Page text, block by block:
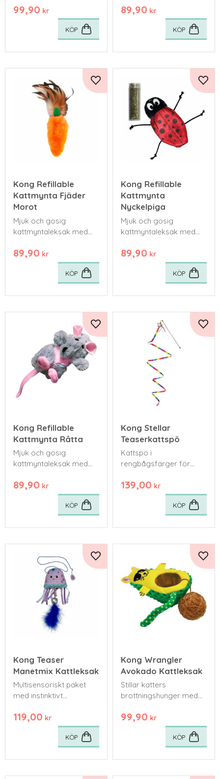
naturliga jaktinstinkter.
99,90 kr
KÖP
som håller färsk
kattmynta säkert på
89,90 kr
KÖP
Kong Refillable
Kattmynta Fjäder
Morot
Mjuk och gosig
kattmyntaleksak med
som håller färsk
kattmynta säkert på
89,90 kr
Lägg till i favoriter
KÖP
Kong Refillable
Kattmynta
Nyckelpiga
Mjuk och gosig
kattmyntaleksak med
som håller färsk
kattmynta säkert på
89,90 kr
KÖP
Kong Refillable
Kattmynta Råtta
Mjuk och gosig
kattmyntaleksak med
som håller färsk
kattmynta säkert på
89,90 kr
Lägg till i favoriter
KÖP
Kong Stellar
Teaserkattspö
Kattspö i
rengbågsfärger för
139,00 kr
KÖP
Kong Teaser
Manetmix Kattleksak
Multisensoriskt paket
med instinktivt
fästs på ett finger eller i
ett dörrhandtag.
119,00 kr
Lägg till i favoriter
KÖP
Kong Wrangler
Avokado Kattleksak
Stillar katters
brottningshunger med
skrynklig mjuk kropp
som inbjuder till
hälsosam brottning.
99,90 kr
KÖP